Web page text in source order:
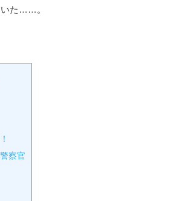
いた……。
察官